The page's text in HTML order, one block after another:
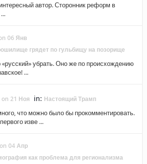
автор. Сторонник реформ в
06 Янв
грядет по гульбищу на позорище
убрать. Оно же по происхождению
...
on 21 Ноя in: Настоящий Трамп
что можно было бы прокомментировать.
изве ...
on 04 Апр
как проблема для регионализма